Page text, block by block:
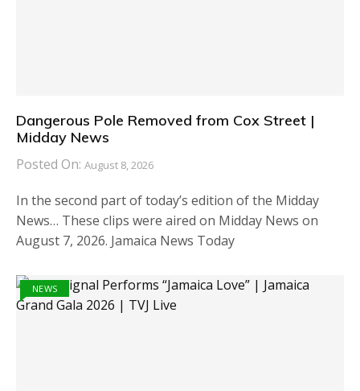
Dangerous Pole Removed from Cox Street |
Midday News
Posted On: August 8, 2026
In the second part of today’s edition of the Midday
News… These clips were aired on Midday News on
August 7, 2026. Jamaica News Today
NEWS